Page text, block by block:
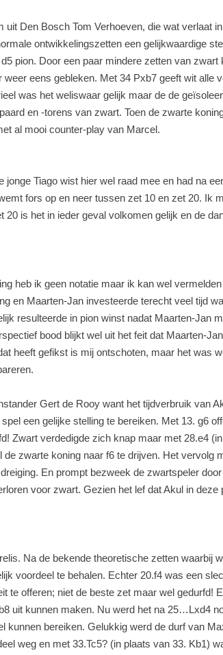
Den Bosch Tom Verhoeven, die wat verlaat
ontwikkelingszetten een gelijkwaardige
pion. Door een paar mindere zetten van
eens gebleken. Met 34 Pxb7 geeft wit alle
was het weliswaar gelijk maar de de
en -torens van zwart. Toen de zwarte
al mooi counter-play van Marcel.
Tiago wist hier wel raad mee en had na
fors op en neer tussen zet 10 en zet 20. Ik
is het in ieder geval volkomen gelijk en de
heb ik geen notatie maar ik kan wel
en Maarten-Jan investeerde terecht veel tijd
resulteerde in pion winst nadat Maarten-Jan
bood blijkt wel uit het feit dat Maarten-
heeft gefikst is mij ontschoten, maar het was
Gert de Rooy want het tijdverbruik van
een gelijke stelling te bereiken. Met 13. g6
Zwart verdedigde zich knap maar met 28.e4
zwarte koning naar f6 te drijven. Het vervolg
En prompt bezweek de zwartspeler
voor zwart. Gezien het lef dat Akul in deze
Na de bekende theoretische zetten waarbij
voordeel te behalen. Echter 20.f4 was een
offeren; niet de beste zet maar wel gedurfd!
uit kunnen maken. Nu werd het na 25…Lxd4
bereiken. Gelukkig werd de durf van
weg en met 33.Tc5? (in plaats van 33. Kb1)